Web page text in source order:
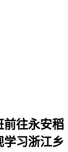
前往永安稻
学习浙江乡